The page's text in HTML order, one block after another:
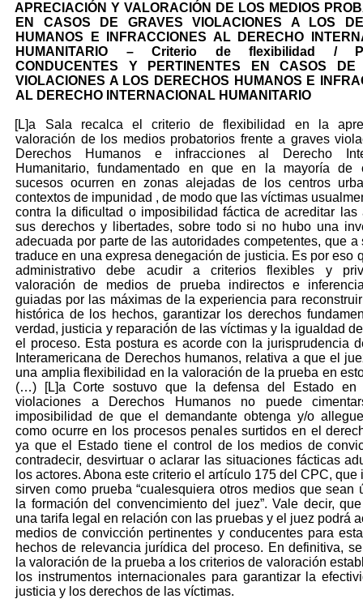
APRECIACIÓN Y VALORACIÓN DE LOS MEDIOS
EN CASOS DE GRAVES VIOLACIONES A LOS
HUMANOS E INFRACCIONES AL DERECHO
HUMANITARIO – Criterio de flexibilidad /
CONDUCENTES Y PERTINENTES EN CASOS DE
VIOLACIONES A LOS DERECHOS HUMANOS E
AL DERECHO INTERNACIONAL HUMANITARIO
[L]a Sala recalca el criterio de flexibilidad en la
valoración de los medios probatorios frente a graves
Derechos Humanos e infracciones al Derecho
Humanitario, fundamentado en que en la mayoría de
sucesos ocurren en zonas alejadas de los centros
contextos de impunidad , de modo que las víctimas
contra la dificultad o imposibilidad fáctica de acreditar las
sus derechos y libertades, sobre todo si no hubo una
adecuada por parte de las autoridades competentes, que a
traduce en una expresa denegación de justicia. Es por eso
administrativo debe acudir a criterios flexibles y
valoración de medios de prueba indirectos e
guiadas por las máximas de la experiencia para
histórica de los hechos, garantizar los derechos
verdad, justicia y reparación de las víctimas y la igualdad
el proceso. Esta postura es acorde con la jurisprudencia
Interamericana de Derechos humanos, relativa a que el
una amplia flexibilidad en la valoración de la prueba en
(…) [L]a Corte sostuvo que la defensa del Estado en
violaciones a Derechos Humanos no puede
imposibilidad de que el demandante obtenga y/o
como ocurre en los procesos penales surtidos en el
ya que el Estado tiene el control de los medios de
contradecir, desvirtuar o aclarar las situaciones fácticas
los actores. Abona este criterio el artículo 175 del CPC, que
sirven como prueba “cualesquiera otros medios que sean
la formación del convencimiento del juez”. Vale decir,
una tarifa legal en relación con las pruebas y el juez podrá
medios de convicción pertinentes y conducentes para
hechos de relevancia jurídica del proceso. En definitiva,
la valoración de la prueba a los criterios de valoración
los instrumentos internacionales para garantizar la
justicia y los derechos de las víctimas.